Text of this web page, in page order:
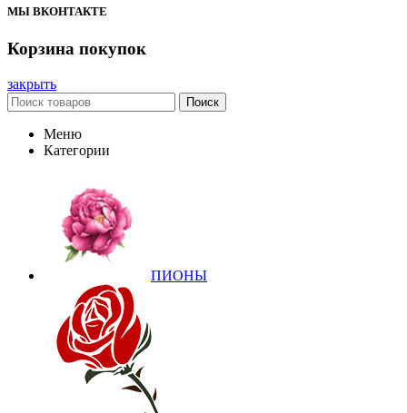
МЫ ВКОНТАКТЕ
Корзина покупок
закрыть
Поиск
Меню
Категории
ПИОНЫ